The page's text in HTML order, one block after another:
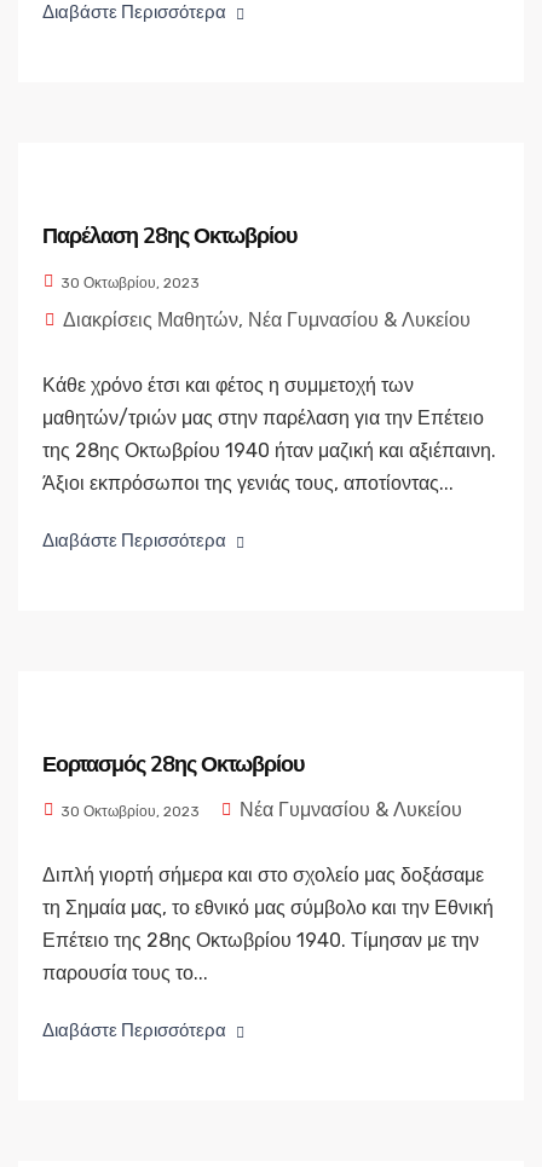
Διαβάστε Περισσότερα
Παρέλαση 28ης Οκτωβρίου
30 Οκτωβρίου, 2023
Διακρίσεις Μαθητών, Νέα Γυμνασίου & Λυκείου
Κάθε χρόνο έτσι και φέτος η συμμετοχή των
μαθητών/τριών μας στην παρέλαση για την Επέτειο
της 28ης Οκτωβρίου 1940 ήταν μαζική και αξιέπαινη.
Άξιοι εκπρόσωποι της γενιάς τους, αποτίοντας...
Διαβάστε Περισσότερα
Εορτασμός 28ης Οκτωβρίου
30 Οκτωβρίου, 2023 Νέα Γυμνασίου & Λυκείου
Διπλή γιορτή σήμερα και στο σχολείο μας δοξάσαμε
τη Σημαία μας, το εθνικό μας σύμβολο και την Εθνική
Επέτειο της 28ης Οκτωβρίου 1940. Τίμησαν με την
παρουσία τους το...
Διαβάστε Περισσότερα